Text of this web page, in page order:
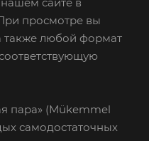
просмотре вы
также любой формат
пара» (Mükemmel
самодостаточных